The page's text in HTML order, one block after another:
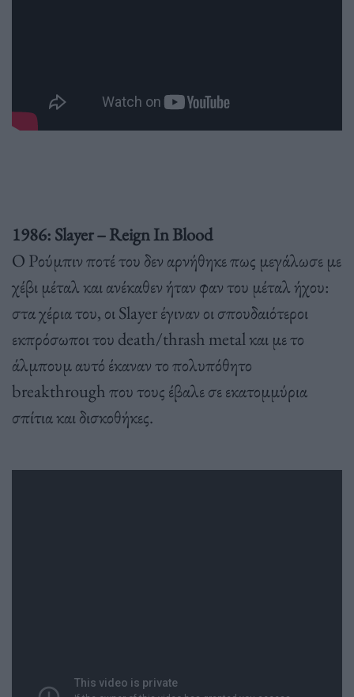
1986: Slayer – Reign Ιn Blood
Ο Ρούμπιν ποτέ του δεν αρνήθηκε πως μεγάλωσε με
χέβι μέταλ και ανέκαθεν ήταν φαν του μέταλ ήχου:
στα χέρια του, οι Slayer έγιναν οι σπουδαιότεροι
εκπρόσωποι του death/thrash metal και με το
άλμπουμ αυτό έκαναν το πολυπόθητο
breakthrough που τους έβαλε σε εκατομμύρια
σπίτια και δισκοθήκες.